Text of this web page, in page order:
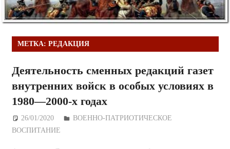
МЕТКА: РЕДАКЦИЯ
Деятельность сменных редакций газет
внутренних войск в особых условиях в
1980—2000-х годах
26/01/2020 Дежурный по Редакции
ВОЕННО-ПАТРИОТИЧЕСКОЕ
ВОСПИТАНИЕ